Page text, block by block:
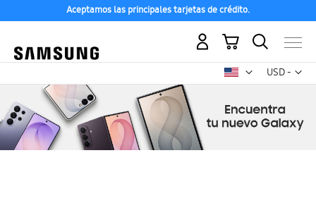
Aceptamos las principales tarjetas de crédito.
USD -
dólar
Mi carrito